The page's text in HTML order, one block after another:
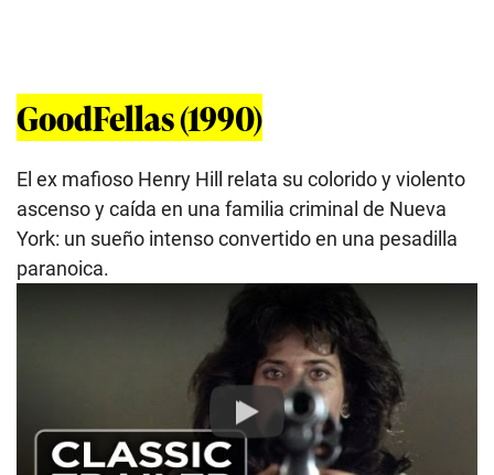
GoodFellas (1990)
El ex mafioso Henry Hill relata su colorido y violento
ascenso y caída en una familia criminal de Nueva
York: un sueño intenso convertido en una pesadilla
paranoica.
Play